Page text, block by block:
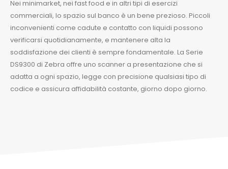
Nei minimarket, nei fast food e in altri tipi di esercizi
commerciali, lo spazio sul banco è un bene prezioso. Piccoli
inconvenienti come cadute e contatto con liquidi possono
verificarsi quotidianamente, e mantenere alta la
soddisfazione dei clienti è sempre fondamentale. La Serie
DS9300 di Zebra offre uno scanner a presentazione che si
adatta a ogni spazio, legge con precisione qualsiasi tipo di
codice e assicura affidabilità costante, giorno dopo giorno.